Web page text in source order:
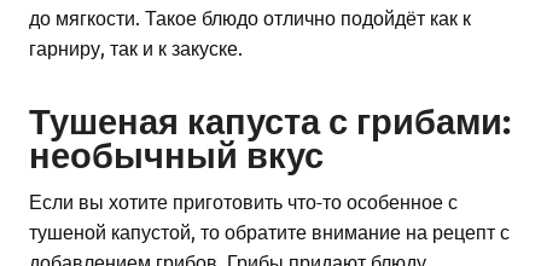
до мягкости. Такое блюдо отлично подойдёт как к
гарниру, так и к закуске.
Тушеная капуста с грибами:
необычный вкус
Если вы хотите приготовить что-то особенное с
тушеной капустой, то обратите внимание на рецепт с